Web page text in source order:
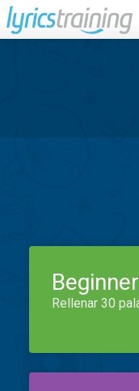
Beginner
Rellenar 30